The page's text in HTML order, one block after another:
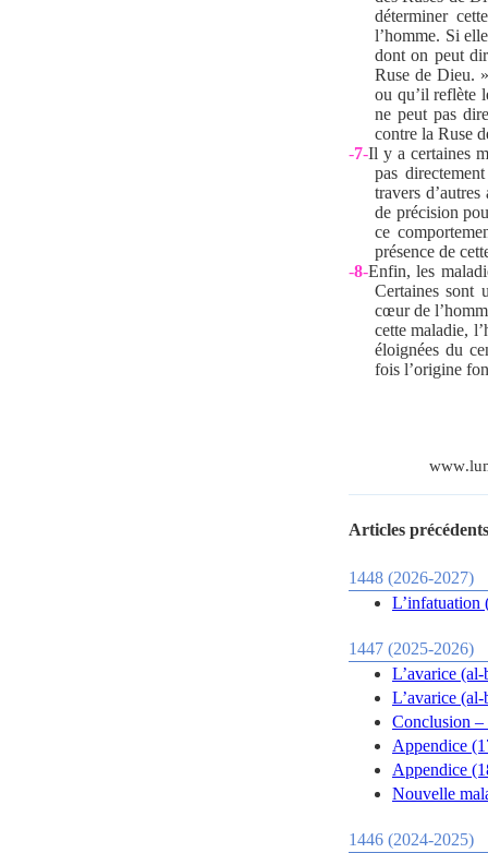
déterminer
l’homme. Si
dont on peut
Ruse de Dieu.
ou qu’il reflète
ne peut pas
contre la Ruse
-7-Il y a certaines
pas
travers
de précision
ce
présence de
-8-Enfin, les
Certaines sont
cœur de
cette maladie,
éloignées du
fois l’origine
www.
Articles
1448 (2026-2027)
L’infatuation
1447 (2025-2026)
L’avarice
L’avarice
Conclusion –
Appendice
Appendice
Nouvelle
1446 (2024-2025)